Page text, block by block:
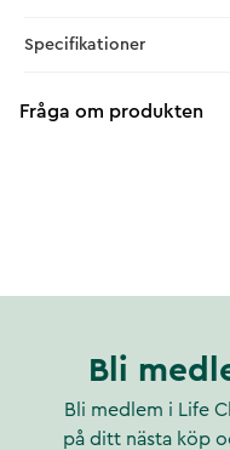
Specifikationer
Fråga om produkten
Bli
Bli medlem i Life
på ditt nästa köp